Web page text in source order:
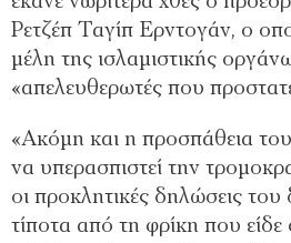
Ρετζέπ Ταγίπ Ερντογάν, ο
μέλη της ισλαμιστικής
«απελευθερωτές που
«Ακόμη και η προσπάθεια
να υπερασπιστεί την
οι προκλητικές δηλώσεις
τίποτα από τη φρίκη που